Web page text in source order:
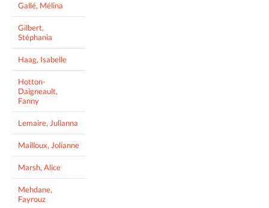
Gallé, Mélina
Gilbert,
Stéphania
Haag, Isabelle
Hotton-
Daigneault,
Fanny
Lemaire, Julianna
Mailloux, Jolianne
Marsh, Alice
Mehdane,
Fayrouz